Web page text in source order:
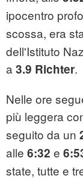
ipocentro
scossa, era
dell'Istituto
a 3.9 Richter.
Nelle ore
più leggera
seguito da un
alle 6:32 e
state, tutte e